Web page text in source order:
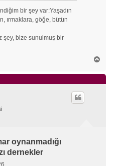
bir şey var:Yaşadın
ırmaklara, göğe, bütün
şey, bize sunulmuş bir
ş
a
oynanmadığı
dernekler